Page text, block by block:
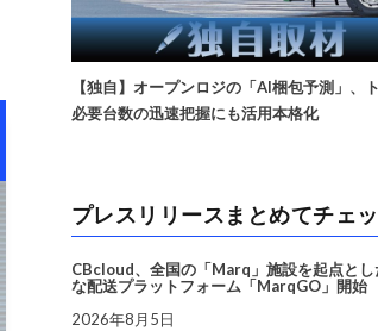
【独自】オープンロジの「AI梱包予測」、
必要台数の迅速把握にも活用本格化
プレスリリースまとめてチェ
CBcloud、全国の「Marq」施設を起点とし
な配送プラットフォーム「MarqGO」開始
2026年8月5日